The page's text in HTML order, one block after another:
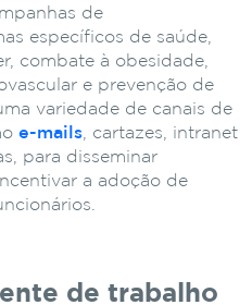
de
específicos de saúde,
combate à obesidade,
e prevenção de
variedade de canais de
e-mails , cartazes, intranet
para disseminar
a adoção de
de trabalho